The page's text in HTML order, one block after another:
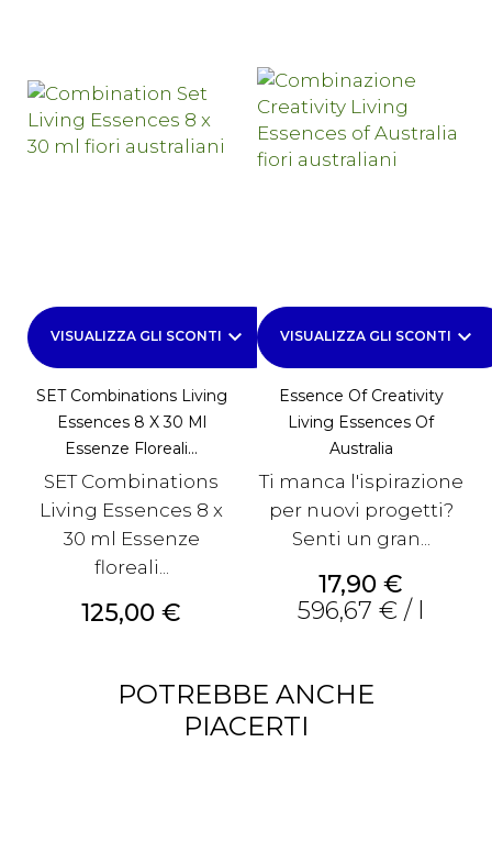
VISUALIZZA GLI SCONTI keyboard_arrow_down
SET Combinations Living
Essences 8 X 30 Ml
Essenze Floreali...
SET Combinations
Living Essences 8 x
30 ml Essenze
floreali...
Prezzo
125,00 €
VISUALIZZA GLI SCONTI keyboard_arrow_down
Essence Of Creativity
Living Essences Of
Australia
Ti manca l'ispirazione
per nuovi progetti?
Senti un gran...
Prezzo
17,90 €
596,67 € / l
POTREBBE ANCHE
PIACERTI